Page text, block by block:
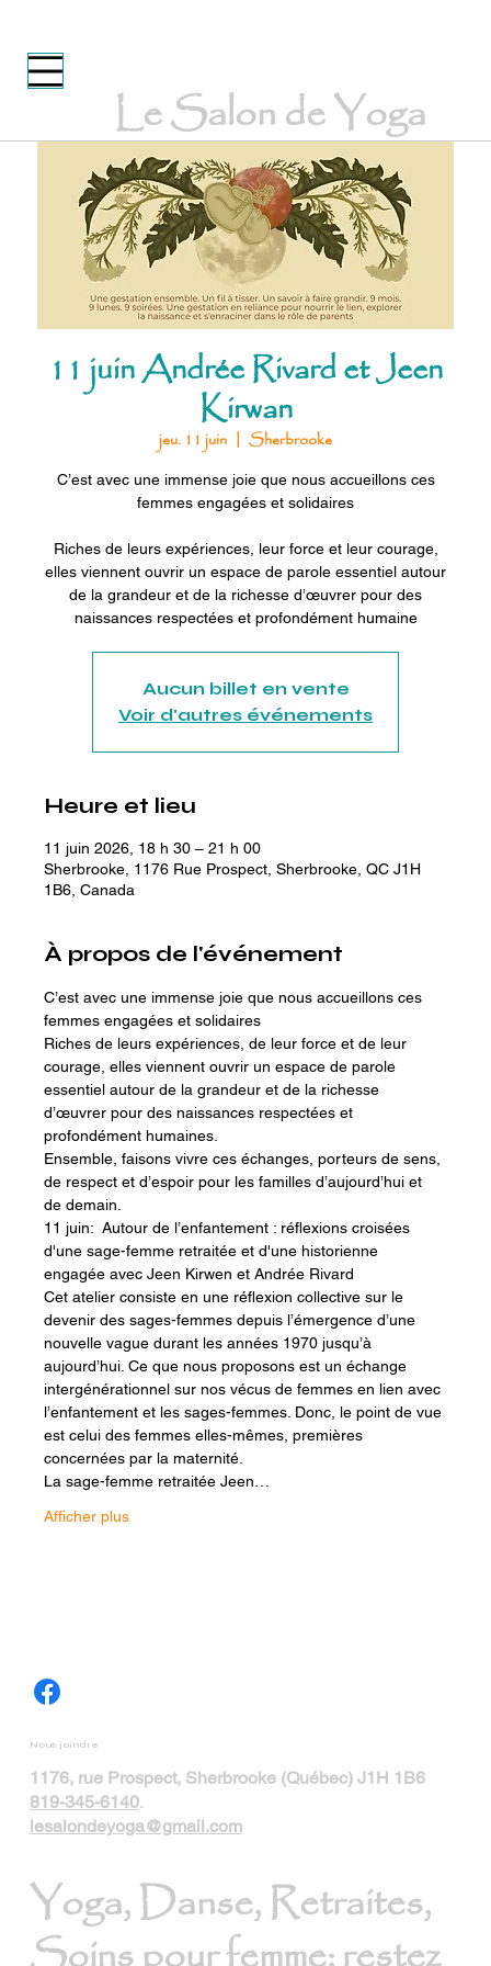
Le Salon de Yoga
11 juin Andrée Rivard et Jeen
Kirwan
jeu. 11 juin
  |
Sherbrooke
C’est avec une immense joie que nous accueillons ces
femmes engagées et solidaires
Riches de leurs expériences, leur force et leur courage,
elles viennent ouvrir un espace de parole essentiel autour
de la grandeur et de la richesse d’œuvrer pour des
naissances respectées et profondément humaine
Aucun billet en vente
Voir d'autres événements
Heure et lieu
11 juin 2026, 18 h 30 – 21 h 00
Sherbrooke, 1176 Rue Prospect, Sherbrooke, QC J1H
1B6, Canada
À propos de l'événement
C’est avec une immense joie que nous accueillons ces
femmes engagées et solidaires
Riches de leurs expériences, de leur force et de leur
courage, elles viennent ouvrir un espace de parole
essentiel autour de la grandeur et de la richesse
d’œuvrer pour des naissances respectées et
profondément humaines.
Ensemble, faisons vivre ces échanges, porteurs de sens,
de respect et d’espoir pour les familles d’aujourd’hui et
de demain.
11 juin:  Autour de l’enfantement : réflexions croisées
d'une sage-femme retraitée et d'une historienne
engagée avec Jeen Kirwen et Andrée Rivard
Cet atelier consiste en une réflexion collective sur le
devenir des sages-femmes depuis l’émergence d’une
nouvelle vague durant les années 1970 jusqu’à
aujourd’hui. Ce que nous proposons est un échange
intergénérationnel sur nos vécus de femmes en lien avec
l’enfantement et les sages-femmes. Donc, le point de vue
est celui des femmes elles-mêmes, premières
concernées par la maternité.
La sage-femme retraitée Jeen…
Afficher plus
Nous joindre
1176, rue Prospect, Sherbrooke (Québec) J1H 1B6
819-345-6140.
lesalondeyoga@gmail.com
Yoga, Danse, Retraites,